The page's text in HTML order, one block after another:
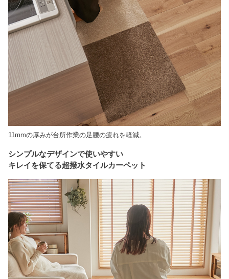
11mmの厚みが台所作業の足腰の疲れを軽減。
シンプルなデザインで使いやすい
キレイを保てる超撥水タイルカーペット